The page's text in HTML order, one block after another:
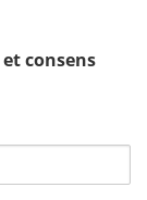
consens